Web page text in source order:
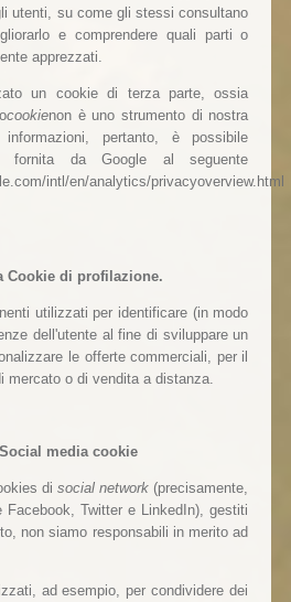
utenti, su come gli stessi consultano
e comprendere quali parti o
apprezzati.
un cookie di terza parte, ossia
cookienon è uno strumento di nostra
pertanto, è possibile
fornita da Google al seguente
intl/en/analytics/privacyoverview.html
Cookie di profilazione.
utilizzati per identificare (in modo
dell'utente al fine di sviluppare un
le offerte commerciali, per il
mercato o di vendita a distanza.
media cookie
di social network (precisamente,
Facebook, Twitter e LinkedIn), gestiti
non siamo responsabili in merito ad
ad esempio, per condividere dei